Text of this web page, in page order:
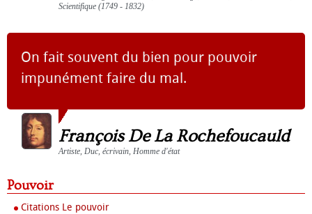
Scientifique (1749 - 1832)
On fait souvent du bien pour pouvoir
impunément faire du mal.
François De La Rochefoucauld
Artiste, Duc, écrivain, Homme d'état
Pouvoir
Citations Le pouvoir